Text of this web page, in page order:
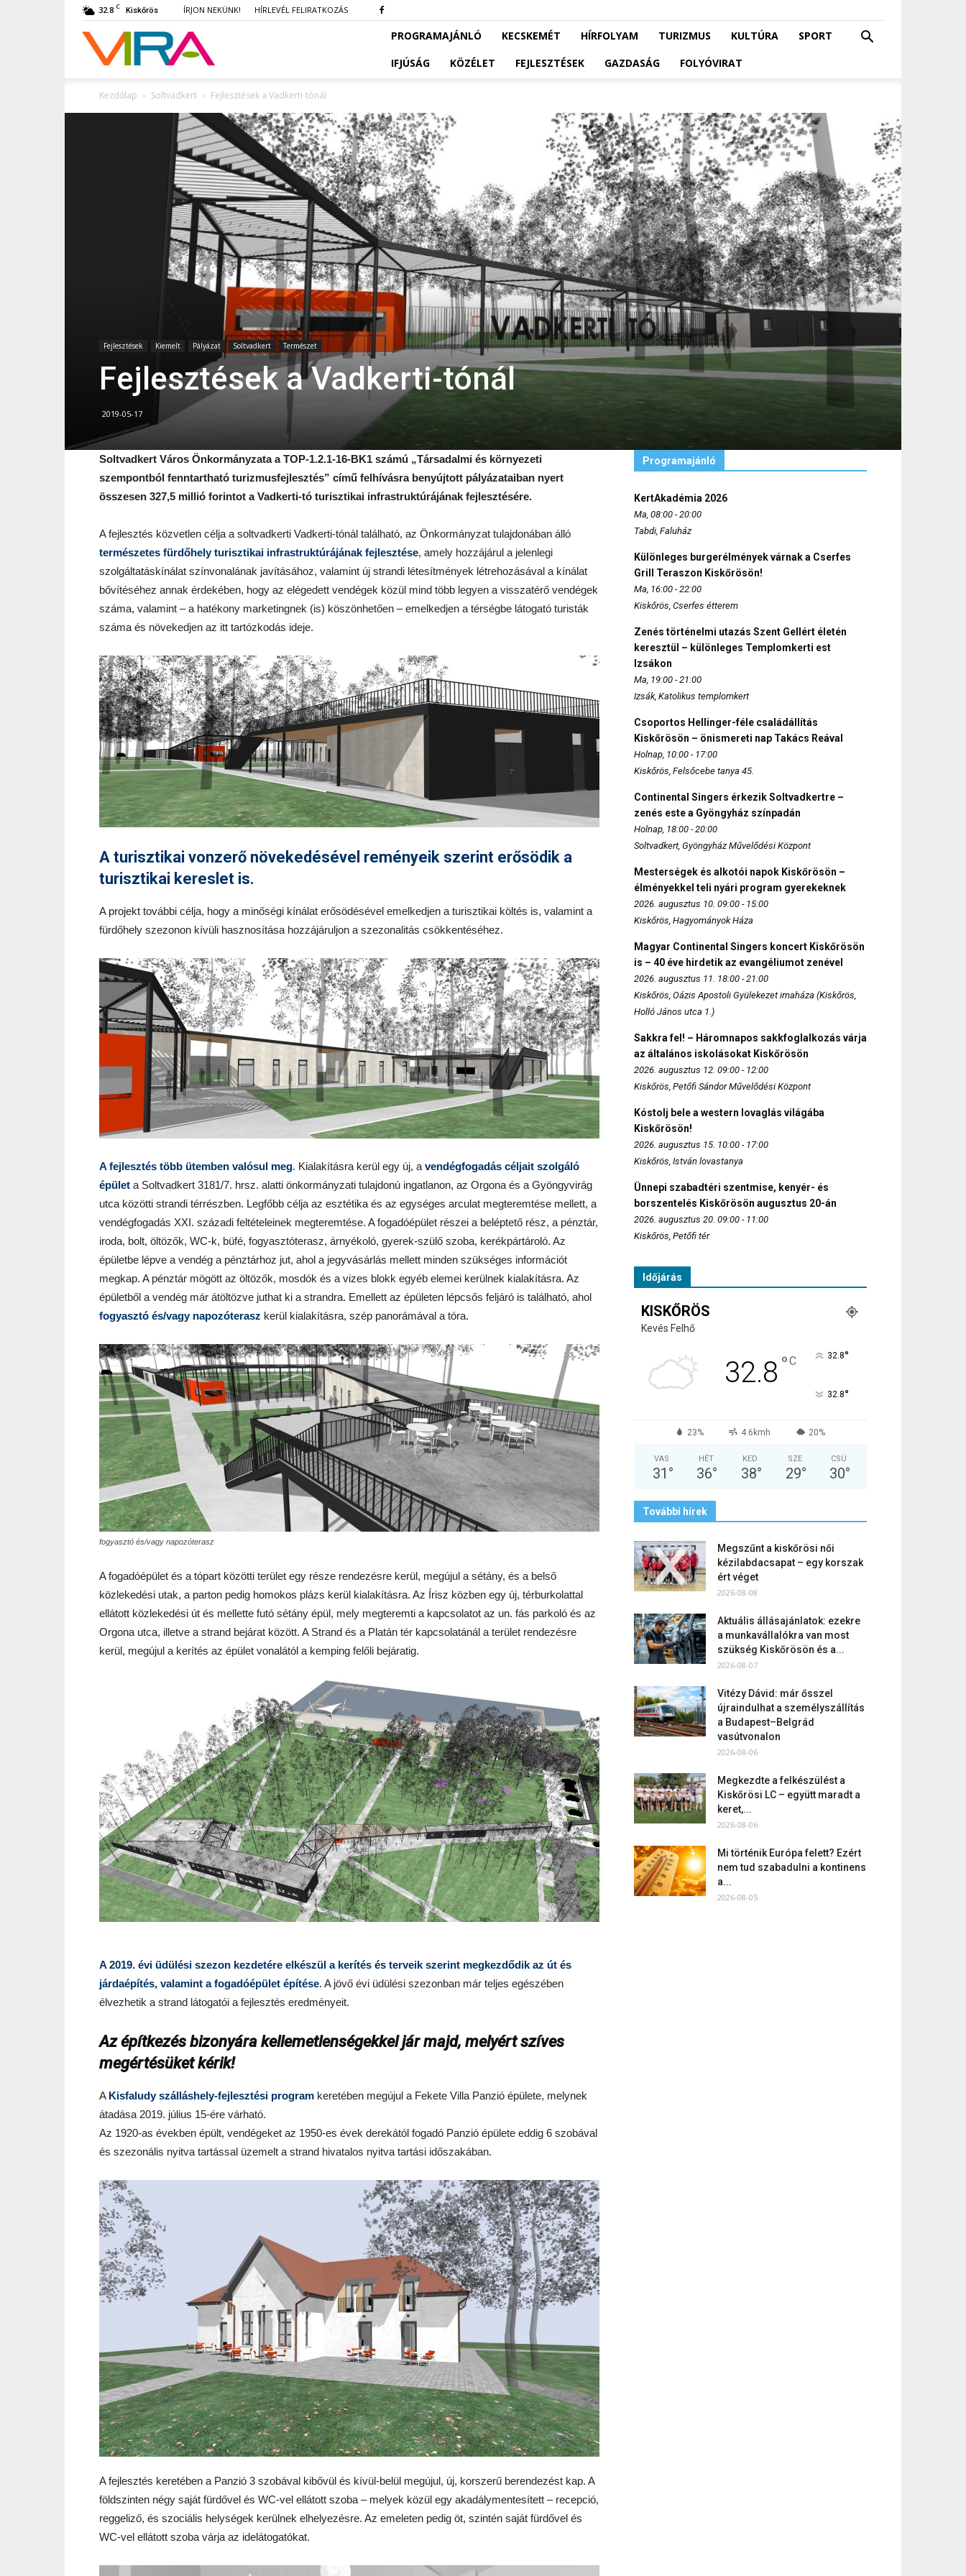
32.8 C Kiskőrös ÍRJON NEKÜNK! HÍRLEVÉL FELIRATKOZÁS
VIRA PROGRAMAJÁNLÓ KECSKEMÉT HÍRFOLYAM TURIZMUS KULTÚRA
SPORT
IFJÚSÁG
KÖZÉLET FEJLESZTÉSEK GAZDASÁG FOLYÓVIRAT
Kezdőlap Soltvadkert Fejlesztések a Vadkerti-tónál
Fejlesztések Kiemelt Pályázat Soltvadkert Természet
Fejlesztések a Vadkerti-tónál
2019-05-17
Soltvadkert Város Önkormányzata a TOP-1.2.1-16-BK1 számú „Társadalmi és környezeti
szempontból fenntartható turizmusfejlesztés” című felhívásra benyújtott pályázataiban nyert
összesen 327,5 millió forintot a Vadkerti-tó turisztikai infrastruktúrájának fejlesztésére.
A fejlesztés közvetlen célja a soltvadkerti Vadkerti-tónál található, az Önkormányzat tulajdonában álló
természetes fürdőhely turisztikai infrastruktúrájának fejlesztése, amely hozzájárul a jelenlegi
szolgáltatáskínálat színvonalának javításához, valamint új strandi létesítmények létrehozásával a kínálat
bővítéséhez annak érdekében, hogy az elégedett vendégek közül mind több legyen a visszatérő vendégek
száma, valamint – a hatékony marketingnek (is) köszönhetően – emelkedjen a térségbe látogató turisták
száma és növekedjen az itt tartózkodás ideje.
A turisztikai vonzerő növekedésével reményeik szerint erősödik a
turisztikai kereslet is.
A projekt további célja, hogy a minőségi kínálat erősödésével emelkedjen a turisztikai költés is, valamint a
fürdőhely szezonon kívüli hasznosítása hozzájáruljon a szezonalitás csökkentéséhez.
A fejlesztés több ütemben valósul meg. Kialakításra kerül egy új, a vendégfogadás céljait szolgáló
épület a Soltvadkert 3181/7. hrsz. alatti önkormányzati tulajdonú ingatlanon, az Orgona és a Gyöngyvirág
utca közötti strandi térrészben. Legfőbb célja az esztétika és az egységes arculat megteremtése mellett, a
vendégfogadás XXI. századi feltételeinek megteremtése. A fogadóépület részei a beléptető rész, a pénztár,
iroda, bolt, öltözők, WC-k, büfé, fogyasztóterasz, árnyékoló, gyerek-szülő szoba, kerékpártároló. Az
épületbe lépve a vendég a pénztárhoz jut, ahol a jegyvásárlás mellett minden szükséges információt
megkap. A pénztár mögött az öltözők, mosdók és a vizes blokk egyéb elemei kerülnek kialakításra. Az
épületből a vendég már átöltözve juthat ki a strandra. Emellett az épületen lépcsős feljáró is található, ahol
fogyasztó és/vagy napozóterasz kerül kialakításra, szép panorámával a tóra.
fogyasztó és/vagy napozóterasz
A fogadóépület és a tópart közötti terület egy része rendezésre kerül, megújul a sétány, és a belső
közlekedési utak, a parton pedig homokos plázs kerül kialakításra. Az Írisz közben egy új, térburkolattal
ellátott közlekedési út és mellette futó sétány épül, mely megteremti a kapcsolatot az un. fás parkoló és az
Orgona utca, illetve a strand bejárat között. A Strand és a Platán tér kapcsolatánál a terület rendezésre
kerül, megújul a kerítés az épület vonalától a kemping felőli bejáratig.
A 2019. évi üdülési szezon kezdetére elkészül a kerítés és terveik szerint megkezdődik az út és
járdaépítés, valamint a fogadóépület építése. A jövő évi üdülési szezonban már teljes egészében
élvezhetik a strand látogatói a fejlesztés eredményeit.
Az építkezés bizonyára kellemetlenségekkel jár majd, melyért szíves
megértésüket kérik!
A Kisfaludy szálláshely-fejlesztési program keretében megújul a Fekete Villa Panzió épülete, melynek
átadása 2019. július 15-ére várható.
Az 1920-as években épült, vendégeket az 1950-es évek derekától fogadó Panzió épülete eddig 6 szobával
és szezonális nyitva tartással üzemelt a strand hivatalos nyitva tartási időszakában.
A fejlesztés keretében a Panzió 3 szobával kibővül és kívül-belül megújul, új, korszerű berendezést kap. A
földszinten négy saját fürdővel és WC-vel ellátott szoba – melyek közül egy akadálymentesített – recepció,
reggeliző, és szociális helységek kerülnek elhelyezésre. Az emeleten pedig öt, szintén saját fürdővel és
WC-vel ellátott szoba várja az idelátogatókat.
Programajánló
KertAkadémia 2026
Ma, 08:00 - 20:00
Tabdi, Faluház
Különleges burgerélmények várnak a Cserfes
Grill Teraszon Kiskőrösön!
Ma, 16:00 - 22:00
Kiskőrös, Cserfes étterem
Zenés történelmi utazás Szent Gellért életén
keresztül – különleges Templomkerti est
Izsákon
Ma, 19:00 - 21:00
Izsák, Katolikus templomkert
Csoportos Hellinger-féle családállítás
Kiskőrösön – önismereti nap Takács Reával
Holnap, 10:00 - 17:00
Kiskőrös, Felsőcebe tanya 45.
Continental Singers érkezik Soltvadkertre –
zenés este a Gyöngyház színpadán
Holnap, 18:00 - 20:00
Soltvadkert, Gyöngyház Művelődési Központ
Mesterségek és alkotói napok Kiskőrösön –
élményekkel teli nyári program gyerekeknek
2026. augusztus 10. 09:00 - 15:00
Kiskőrös, Hagyományok Háza
Magyar Continental Singers koncert Kiskőrösön
is – 40 éve hirdetik az evangéliumot zenével
2026. augusztus 11. 18:00 - 21:00
Kiskőrös, Oázis Apostoli Gyülekezet imaháza (Kiskőrös,
Holló János utca 1.)
Sakkra fel! – Háromnapos sakkfoglalkozás várja
az általános iskolásokat Kiskőrösön
2026. augusztus 12. 09:00 - 12:00
Kiskőrös, Petőfi Sándor Művelődési Központ
Kóstolj bele a western lovaglás világába
Kiskőrösön!
2026. augusztus 15. 10:00 - 17:00
Kiskőrös, István lovastanya
Ünnepi szabadtéri szentmise, kenyér- és
borszentelés Kiskőrösön augusztus 20-án
2026. augusztus 20. 09:00 - 11:00
Kiskőrös, Petőfi tér
Időjárás
KISKŐRÖS
Kevés Felhő
32.8 °C 32.8°
32.8°
23% 4.6kmh 20%
VAS
31 °
HÉT
36°
KED
38°
SZE
29°
CSÜ
30°
További hírek
Megszűnt a kiskőrösi női
kézilabdacsapat – egy korszak
ért véget
2026-08-08
Aktuális állásajánlatok: ezekre
a munkavállalókra van most
szükség Kiskőrösön és a...
2026-08-07
Vitézy Dávid: már ősszel
újraindulhat a személyszállítás
a Budapest–Belgrád
vasútvonalon
2026-08-06
Megkezdte a felkészülést a
Kiskőrösi LC – együtt maradt a
keret,...
2026-08-06
Mi történik Európa felett? Ezért
nem tud szabadulni a kontinens
a...
2026-08-05